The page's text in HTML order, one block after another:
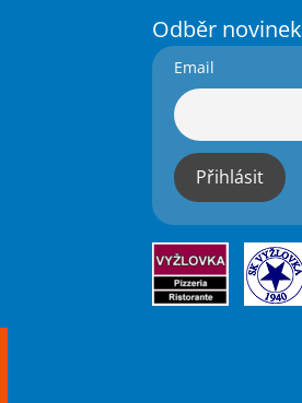
Odběr novinek
Email